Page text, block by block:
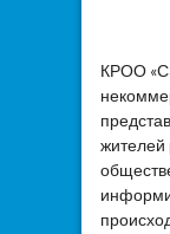
КРОО
жителей